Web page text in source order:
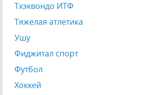
Тхэквондо ИТФ
Тяжелая атлетика
Ушу
Фиджитал спорт
Футбол
Хоккей